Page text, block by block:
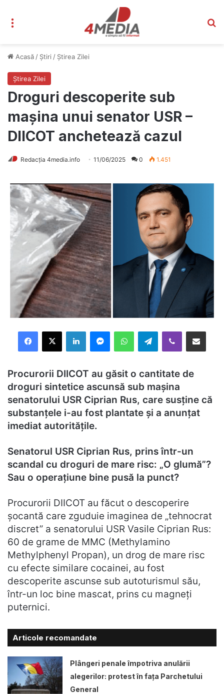
Acasă / Știri / Știrea Zilei
Știrea Zilei
Droguri descoperite sub
mașina unui senator USR –
DIICOT anchetează cazul
Redacția 4media.info 11/06/2025 0 1.451
Facebook
X LinkedInMessengerWhatsAppTelegramViber Distribuie prin mail
Procurorii DIICOT au găsit o cantitate de
droguri sintetice ascunsă sub mașina
senatorului USR Ciprian Rus, care susține că
substanțele i-au fost plantate și a anunțat
imediat autoritățile.
Senatorul USR Ciprian Rus, prins într-un
scandal cu droguri de mare risc: „O glumă”?
Sau o operațiune bine pusă la punct?
Procurorii DIICOT au făcut o descoperire
șocantă care zguduie imaginea de „tehnocrat
discret” a senatorului USR Vasile Ciprian Rus:
60 de grame de MMC (Methylamino
Methylphenyl Propan), un drog de mare risc
cu efecte similare cocainei, au fost
descoperite ascunse sub autoturismul său,
într-un loc bine mascat, prins cu magneți
puternici.
Articole recomandate
Plângeri penale împotriva anulării
alegerilor: protest în fața Parchetului
General